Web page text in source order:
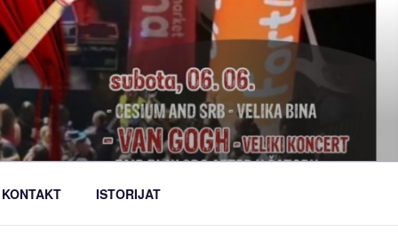
KONTAKT ISTORIJAT